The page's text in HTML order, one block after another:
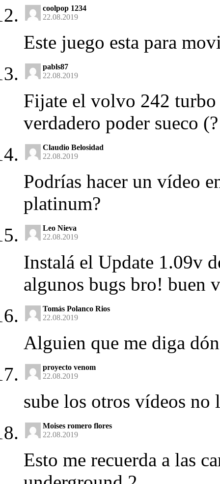
coolpop 1234
22.08.2019
Este juego esta para
pabls87
22.08.2019
Fijate el volvo 242
verdadero poder sueco (?
Claudio Belosidad
22.08.2019
Podrías hacer un vídeo
platinum?
Leo Nieva
22.08.2019
Instalá el Update 1.09v
algunos bugs bro! buen
Tomás Polanco Rios
22.08.2019
Alguien que me diga
proyecto venom
22.08.2019
sube los otros vídeos no
Moises romero flores
22.08.2019
Esto me recuerda a las